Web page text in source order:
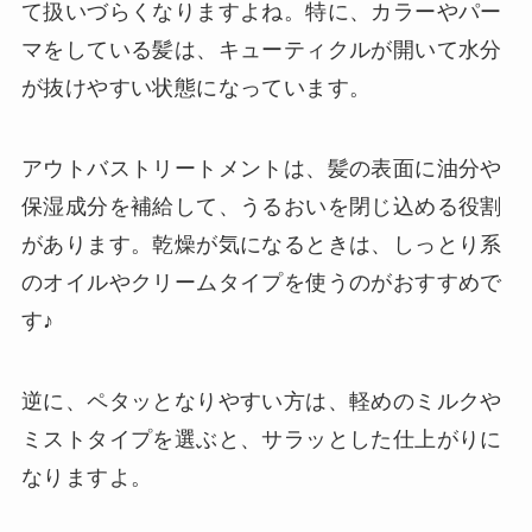
て扱いづらくなりますよね。特に、カラーやパー
マをしている髪は、キューティクルが開いて水分
が抜けやすい状態になっています。
アウトバストリートメントは、髪の表面に油分や
保湿成分を補給して、うるおいを閉じ込める役割
があります。乾燥が気になるときは、しっとり系
のオイルやクリームタイプを使うのがおすすめで
す♪
逆に、ペタッとなりやすい方は、軽めのミルクや
ミストタイプを選ぶと、サラッとした仕上がりに
なりますよ。